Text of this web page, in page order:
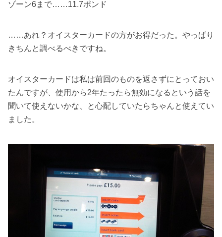
ゾーン6まで……11.7ポンド
……あれ？オイスターカードの方がお得だった。やっぱり
きちんと調べるべきですね。
オイスターカードは私は前回のものを返さずにとっておい
たんですが、使用から2年たったら無効になるという話を
聞いて使えないかな、と心配していたらちゃんと使えてい
ました。